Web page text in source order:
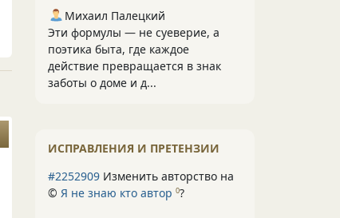
Михаил Палецкий
Эти формулы — не суеверие, а
поэтика быта, где каждое
действие превращается в знак
заботы о доме и д...
ИСПРАВЛЕНИЯ И ПРЕТЕНЗИИ
#2252909 Изменить авторство на
© Я не знаю кто автор 0?